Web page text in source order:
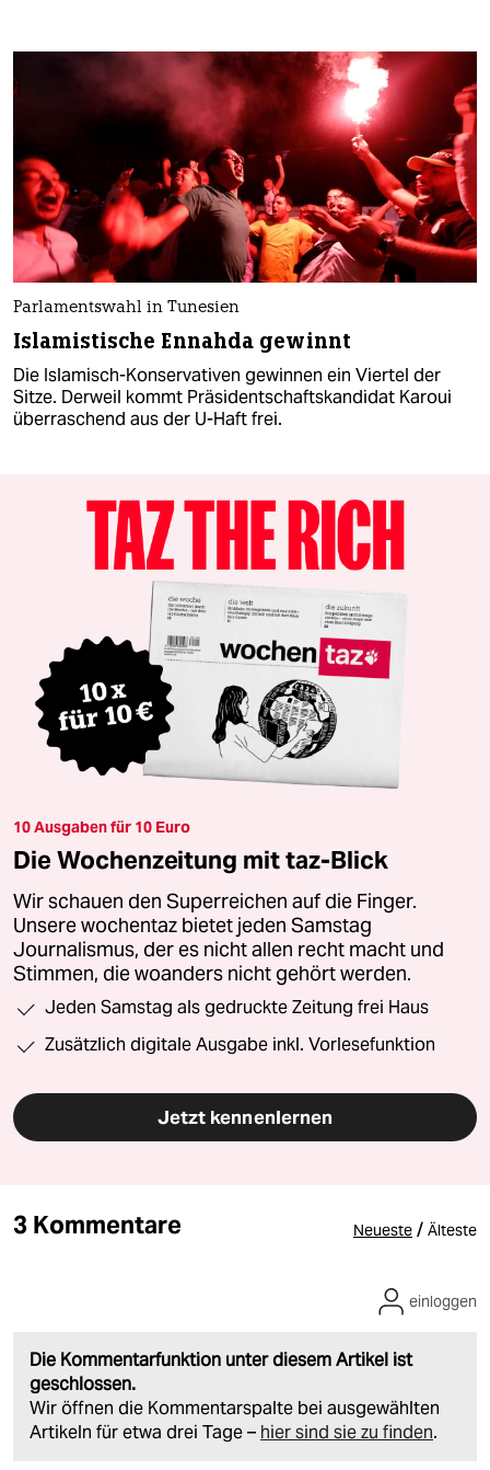
Parlamentswahl in Tunesien
Islamistische Ennahda gewinnt
Die Islamisch-Konservativen gewinnen ein Viertel der
Sitze. Derweil kommt Präsidentschaftskandidat Karoui
überraschend aus der U-Haft frei.
10 Ausgaben für 10 Euro
Die Wochenzeitung mit taz-Blick
Wir schauen den Superreichen auf die Finger.
Unsere wochentaz bietet jeden Samstag
Journalismus, der es nicht allen recht macht und
Stimmen, die woanders nicht gehört werden.
Jeden Samstag als gedruckte Zeitung frei Haus
Zusätzlich digitale Ausgabe inkl. Vorlesefunktion
Jetzt kennenlernen
3 Kommentare Neueste / Älteste
Die Kommentarfunktion unter diesem Artikel ist
geschlossen.
Wir öffnen die Kommentarspalte bei ausgewählten
Artikeln für etwa drei Tage – hier sind sie zu finden.
einloggen